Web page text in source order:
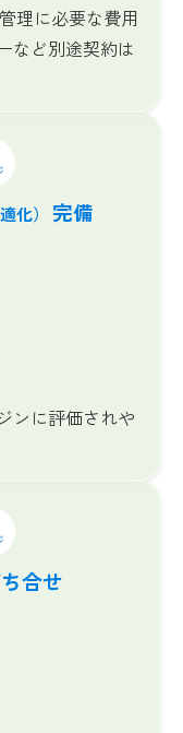
理に必要な費用
など別途契約は
化） 完備
ンに評価されや
合せ